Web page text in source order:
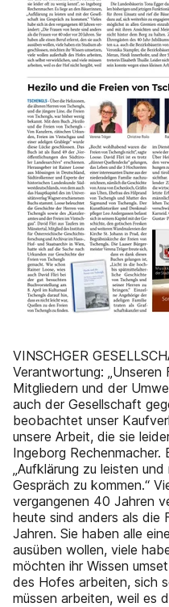
VINSCHGER
Verantwortung: „Unseren
Mitgliedern und der
auch der Gesellschaft
beobachtet unser
unsere Arbeit, die sie
Ingeborg Rechenmacher.
„Aufklärung zu leisten
Gespräch zu kommen.“
vergangenen 40 Jahren
heute sind anders als die
Jahren. Sie haben alle
ausüben wollen, viele
möchten ihr Wissen
des Hofes arbeiten, sich
müssen arbeiten, weil es